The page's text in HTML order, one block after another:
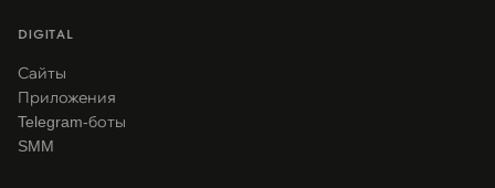
DIGITAL
Сайты
Приложения
Telegram-боты
SMM